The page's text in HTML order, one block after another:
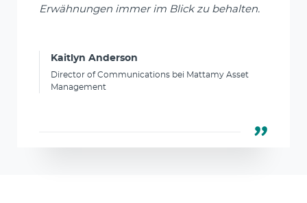
Erwähnungen immer im Blick zu behalten.
Kaitlyn Anderson
Director of Communications bei Mattamy Asset
Management